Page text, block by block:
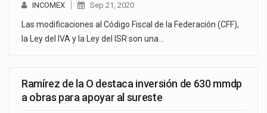
INCOMEX Sep 21, 2020
Las modificaciones al Código Fiscal de la Federación (CFF),
la Ley del IVA y la Ley del ISR son una…
Ramírez de la O destaca inversión de 630 mmdp
a obras para apoyar al sureste